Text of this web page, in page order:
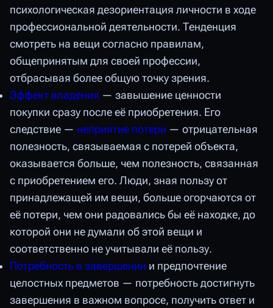
психологическая дезориентация личности в ходе
профессиональной деятельности. Тенденция
смотреть на вещи согласно правилам,
общепринятым для своей профессии,
отбрасывая более общую точку зрения.
Эффект владения — завышение ценности
покупки сразу после её приобретения. Его
следствие — неприятие потери — отрицательная
полезность, связываемая с потерей объекта,
оказывается больше, чем полезность, связанная
с приобретением его. Люди, зная пользу от
принадлежащей им вещи, больше огорчаются от
её потери, чем они радовались бы её находке, до
которой они не думали об этой вещи и
соответственно не учитывали её пользу.
Потребность в завершении и предпочтение
целостных предметов — потребность достигнуть
завершения в важном вопросе, получить ответ и